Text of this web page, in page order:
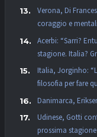
Verona, Di
coraggio e
Acerbi: “Sarri?
stagione. Italia?
Italia, Jorginho:
filosofia per fare
Danimarca,
Udinese, Gotti
prossima stagione